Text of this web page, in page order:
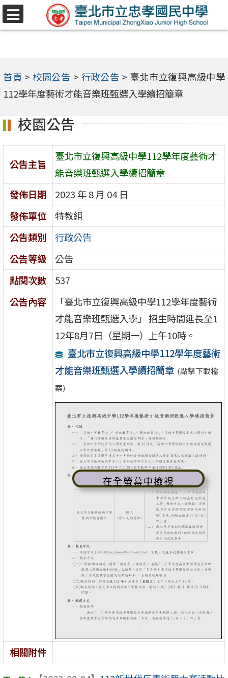
跳
至
內
容
選
首頁 > 校園公告 > 行政公告 > 臺北市立復興高級中學
112學年度藝術才能音樂班甄選入學續招簡章
校園公告
公告主旨
臺北市立復興高級中學112學年度藝術才
能音樂班甄選入學續招簡章
發佈日期
2023 年 8 月 04 日
發佈單位
特教組
公告類別
行政公告
公告等級
公告
點閱次數
537
公告內容
「臺北市立復興高級中學112學年度藝術
才能音樂班甄選入學」 招生時間延長至1
12年8月7日（星期一）上午10時。
臺北市立復興高級中學112學年度藝術
才能音樂班甄選入學續招簡章 (點擊下載檔
案)
在全螢幕中檢視
相關附件